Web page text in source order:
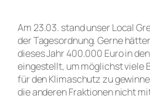
Am 23.03. stand unser Local
der Tagesordnung. Gerne
dieses Jahr 400.000 Euro in
eingestellt, um möglichst viele
für den Klimaschutz zu
die anderen Fraktionen nicht